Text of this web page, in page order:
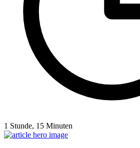
1 Stunde, 15 Minuten